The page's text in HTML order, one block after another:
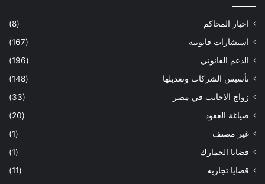
اخبار المحاكم
(8)
استشارات قانونيه
(167)
الدعم القانوني
(196)
تأسيس الشركات وتعديلها
(148)
زواج الاجانب في مصر
(33)
صياغة العقود
(20)
غير مصنف
(1)
قضايا الجمارك
(1)
قضايا تجاريه
(11)